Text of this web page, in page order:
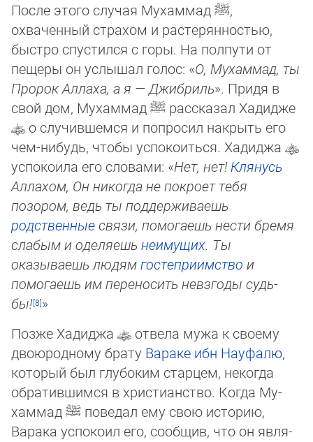
После этого случая Мухаммадﷺ,
охваченный страхом и растерянностью,
быстро спус­тился с горы. На полпути от
пещеры он услышал голос: «О, Мухаммад, ты
Пророк Ал­ла­ха, а я — Джибриль». Придя в
свой дом, Мухаммадﷺ рассказал Хадидже
о слу­чив­шем­ся и попросил накрыть его
чем-нибудь, чтобы успокоиться. Хадиджа
ус­по­ко­ила его словами: «Нет, нет!Клянусь
Аллахом, Он никогда не покроет тебя
позором, ведь ты поддерживаешь
родственныесвязи, помогаешь нести бремя
слабым и оделяешь не­иму­щих. Ты
оказываешь людямгостеприимство и
помогаешь им переносить невзгоды судь­
бы! »
Позже Хадиджа
отвела мужа к своему
двоюродному брату Вараке ибн Науфалю,
который был глубоким старцем, некогда
обратившимся в христианство. Когда Му­
хам­мадﷺ поведал ему свою историю,
Варака успокоил его, сообщив, что он явля­